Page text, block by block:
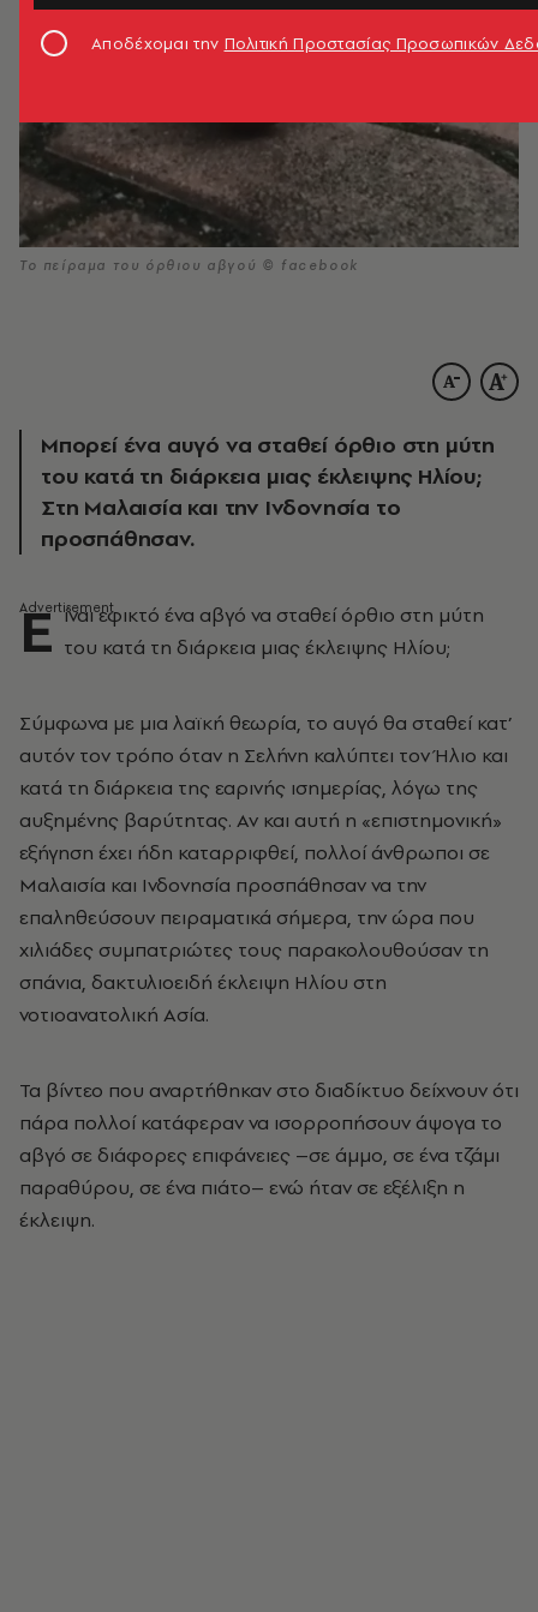
Το πείραμα του όρθιου αβγού © facebook
Μπορεί ένα αυγό να σταθεί όρθιο στη μύτη
του κατά τη διάρκεια μιας έκλειψης Ηλίου;
Στη Μαλαισία και την Ινδονησία το
προσπάθησαν.
Ε ίναι εφικτό ένα αβγό να σταθεί όρθιο στη μύτη
του κατά τη διάρκεια μιας έκλειψης Ηλίου;
Σύμφωνα με μια λαϊκή θεωρία, το αυγό θα σταθεί κατ’
αυτόν τον τρόπο όταν η Σελήνη καλύπτει τον Ήλιο και
κατά τη διάρκεια της εαρινής ισημερίας, λόγω της
αυξημένης βαρύτητας. Αν και αυτή η «επιστημονική»
εξήγηση έχει ήδη καταρριφθεί, πολλοί άνθρωποι σε
Μαλαισία και Ινδονησία προσπάθησαν να την
επαληθεύσουν πειραματικά σήμερα, την ώρα που
χιλιάδες συμπατριώτες τους παρακολουθούσαν τη
σπάνια, δακτυλιοειδή έκλειψη Ηλίου στη
νοτιοανατολική Ασία.
Τα βίντεο που αναρτήθηκαν στο διαδίκτυο δείχνουν ότι
πάρα πολλοί κατάφεραν να ισορροπήσουν άψογα το
αβγό σε διάφορες επιφάνειες –σε άμμο, σε ένα τζάμι
παραθύρου, σε ένα πιάτο– ενώ ήταν σε εξέλιξη η
έκλειψη.
Αποδέχομαι την Πολιτική Προστασίας Προσωπικών